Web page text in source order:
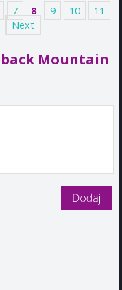
7 8 9 10
11
Next
Mountain